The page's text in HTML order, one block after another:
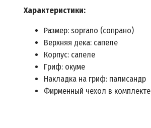
Характеристики:
Размер: soprano (сопрано)
Верхняя дека: сапеле
Корпус: сапеле
Гриф: окуме
Накладка на гриф: палисандр
Фирменный чехол в комплекте